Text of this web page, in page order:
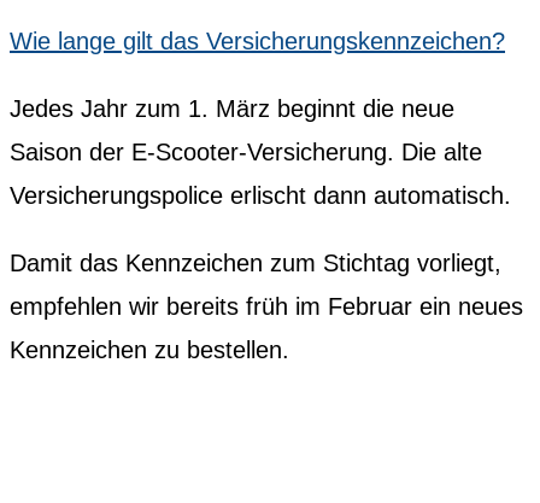
Wie lange gilt das Versicherungskennzeichen?
Jedes Jahr zum 1. März beginnt die neue
Saison der E-Scooter-Versicherung. Die alte
Versicherungspolice erlischt dann automatisch.
Damit das Kennzeichen zum Stichtag vorliegt,
empfehlen wir bereits früh im Februar ein neues
Kennzeichen zu bestellen.